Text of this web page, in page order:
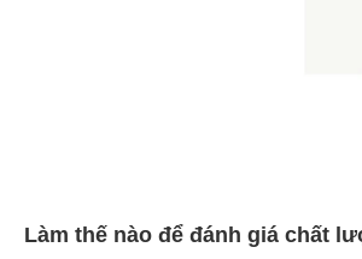
Làm thế nào để đánh giá chất